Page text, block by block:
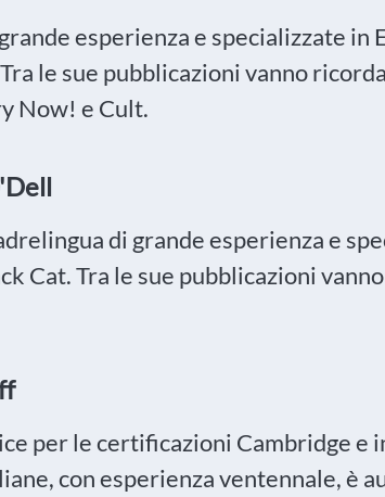
esperienza e specializzate in
le sue pubblicazioni vanno
Now! e Cult.
di grande esperienza e
Cat. Tra le sue pubblicazioni
per le certificazioni Cambridge e
con esperienza ventennale, è